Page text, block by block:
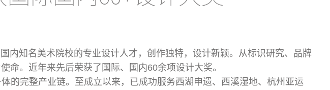
内知名美术院校的专业设计人才，创作独特，设计新颖。从标识研究、品牌
命。近年来先后荣获了国际、国内60余项设计大奖。
的完整产业链。至成立以来，已成功服务西湖申遗、西溪湿地、杭州亚运